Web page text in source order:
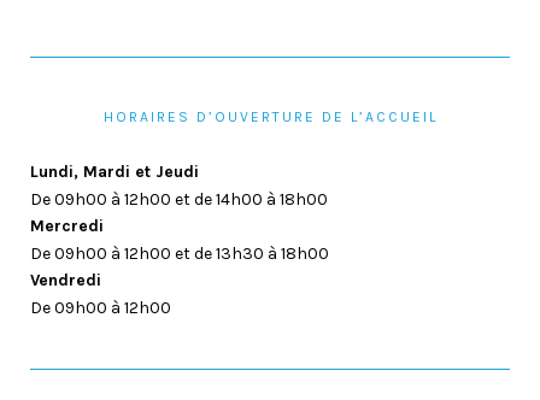
HORAIRES D’OUVERTURE DE L’ACCUEIL
Lundi, Mardi et Jeudi
De 09h00 à 12h00 et de 14h00 à 18h00
Mercredi
De 09h00 à 12h00 et de 13h30 à 18h00
Vendredi
De 09h00 à 12h00